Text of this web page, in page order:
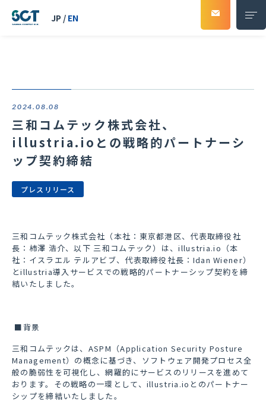
JP / EN
会社紹介
企業理念
企業沿革
ニュース
イベント・セミナー
ブログ
2024.08.08
三和コムテック株式会社、
illustria.ioとの戦略的パートナーシ
ップ契約締結
プレスリリース
三和コムテック株式会社（本社：東京都港区、代表取締役社
長：柿澤 浩介、以下 三和コムテック）は、illustria.io （本
社：イスラエル テルアビブ、代表取締役社長： Idan Wiener）
とillustria導入サービスでの戦略的パートナーシップ契約を締
結いたしました。
■背景
三和コムテックは、 ASPM （Application Security Posture
Management）の概念に基づき、ソフトウェア開発プロセス全
般の脆弱性を可視化し、網羅的にサービスのリリースを進めて
おります。その戦略の一環として、 illustria.io とのパートナー
シップを締結いたしました。